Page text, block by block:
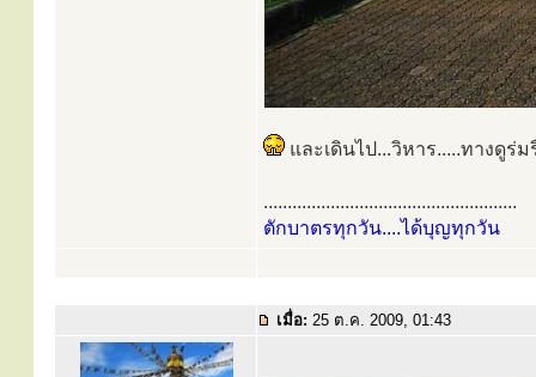
และเดินไป...วิหาร.....ทางดูร่ม
.....................................................
ตักบาตรทุกวัน....ได้บุญทุกวัน
เมื่อ: 25 ต.ค. 2009, 01:43